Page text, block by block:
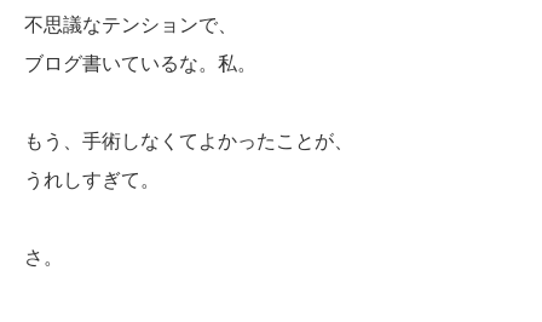
不思議なテンションで、
ブログ書いているな。私。
もう、手術しなくてよかったことが、
うれしすぎて。
さ。